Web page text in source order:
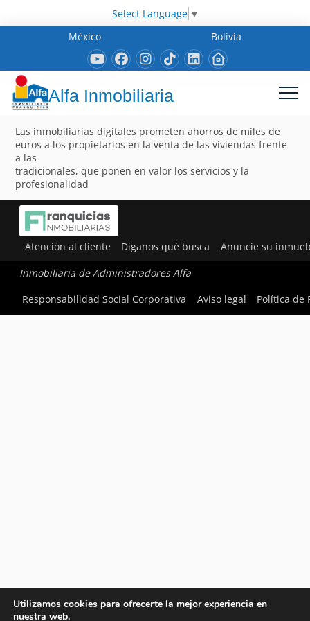
Select Language ▼
México
Bolivia
Alfa Inmobiliaria
Las inmobiliarias digitales prometen ahorros de miles de
euros a los propietarios en la venta de las viviendas frente
a las
tradicionales, que ponen en valor los servicios y la
profesionalidad
Atención al cliente Díganos qué busca Anuncie su
Inmobiliaria de Administradores Alfa
Responsabilidad Social Corporativa
Aviso legal Política de
Utilizamos cookies para ofrecerte la mejor experiencia en
nuestra web.